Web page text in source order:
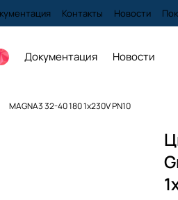
Контакты Новости
Документация Новости
MAGNA3 32-40 180 1x230V PN10